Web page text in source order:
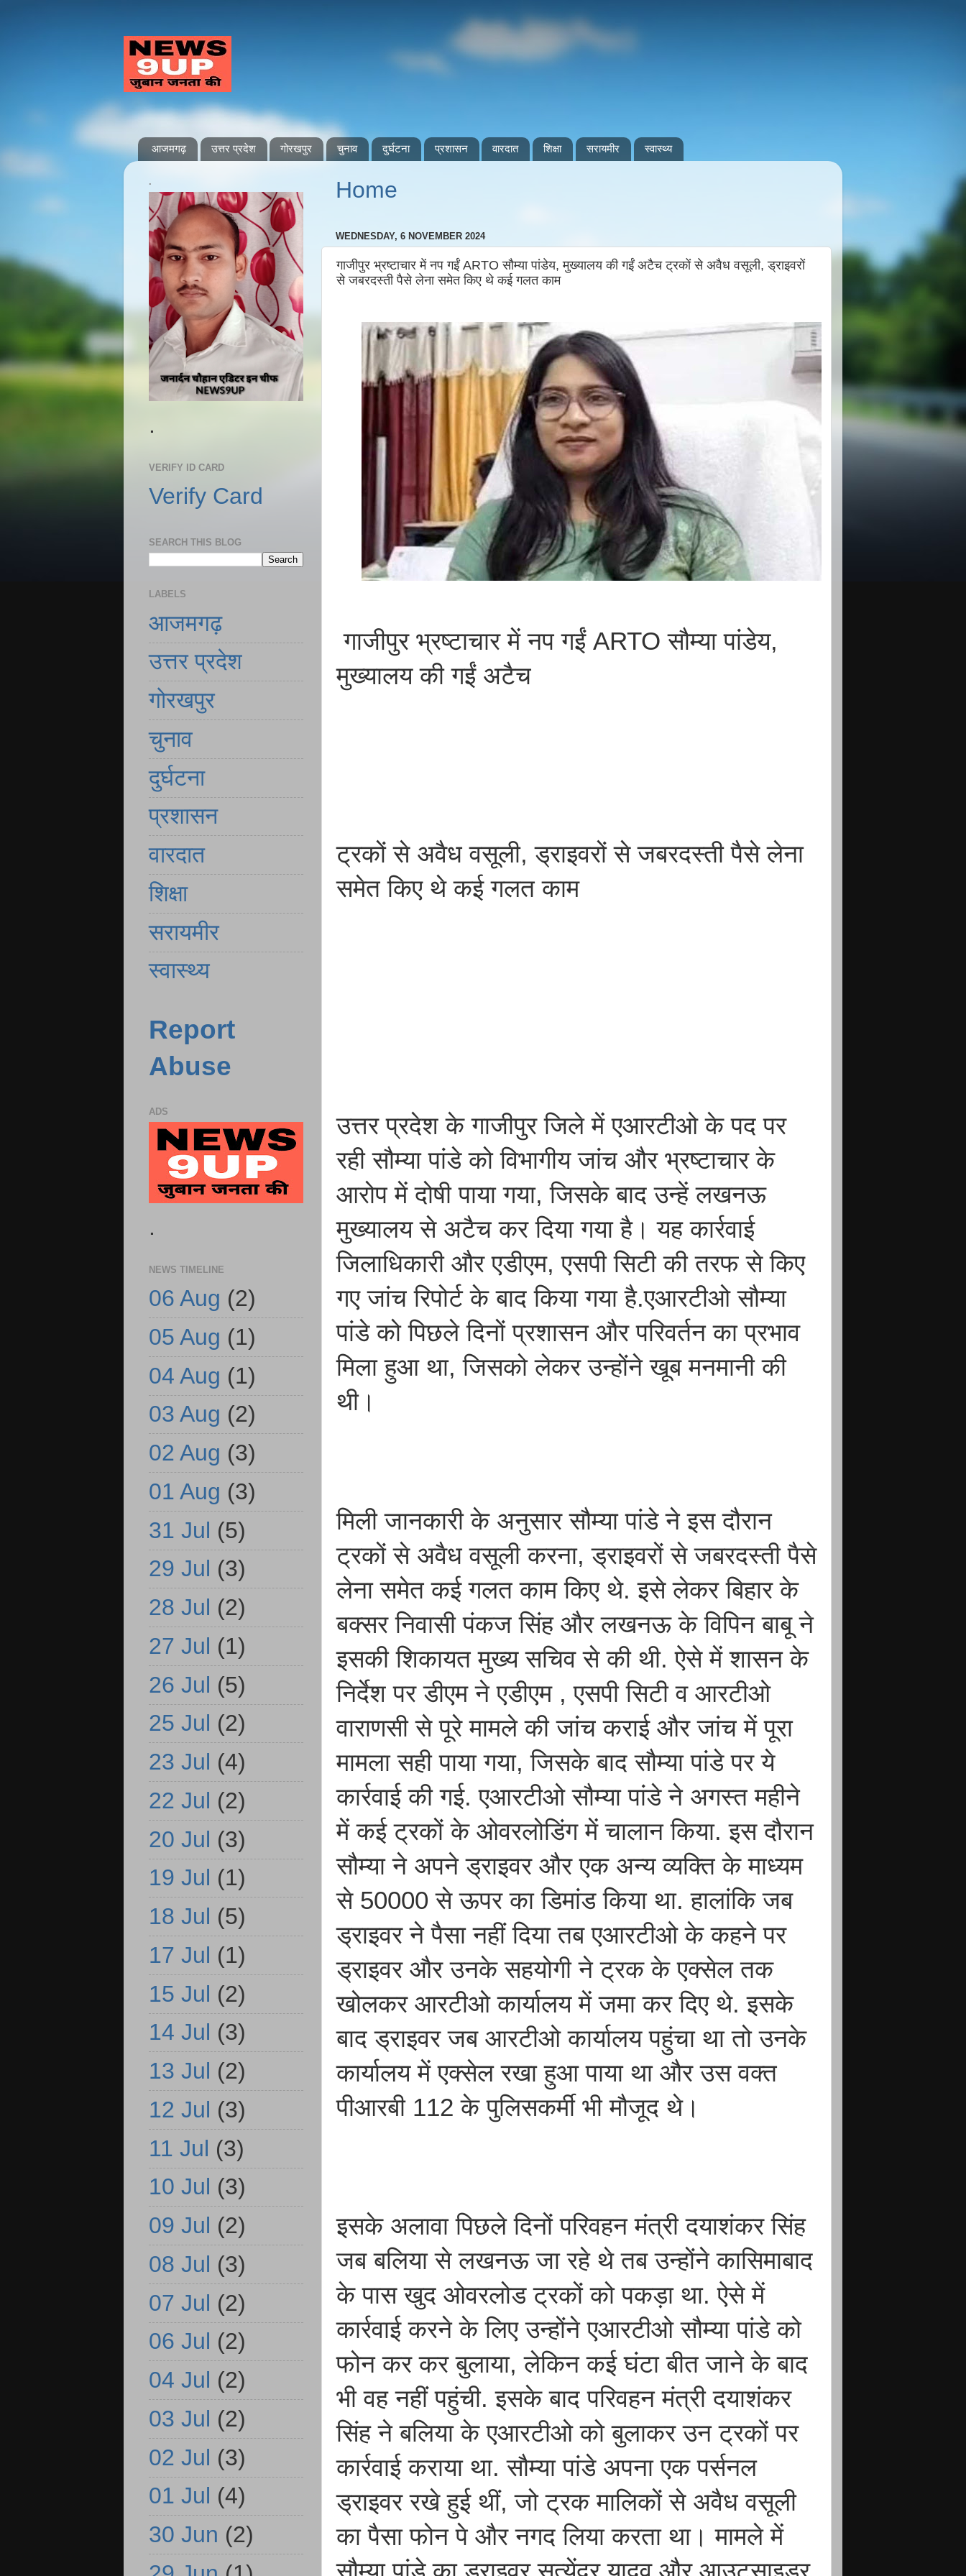
आजमगढ़ उत्तर प्रदेश गोरखपुर चुनाव दुर्घटना प्रशासन वारदात शिक्षा सरायमीर स्वास्थ्य
Home
WEDNESDAY, 6 NOVEMBER 2024
गाजीपुर भ्रष्टाचार में नप गईं ARTO सौम्या पांडेय, मुख्यालय की गईं अटैच ट्रकों से अवैध वसूली, ड्राइवरों
से जबरदस्ती पैसे लेना समेत किए थे कई गलत काम
गाजीपुर भ्रष्टाचार में नप गईं ARTO सौम्या पांडेय,
मुख्यालय की गईं अटैच
ट्रकों से अवैध वसूली, ड्राइवरों से जबरदस्ती पैसे लेना
समेत किए थे कई गलत काम
उत्तर प्रदेश के गाजीपुर जिले में एआरटीओ के पद पर
रही सौम्या पांडे को विभागीय जांच और भ्रष्टाचार के
आरोप में दोषी पाया गया, जिसके बाद उन्हें लखनऊ
मुख्यालय से अटैच कर दिया गया है। यह कार्रवाई
जिलाधिकारी और एडीएम, एसपी सिटी की तरफ से किए
गए जांच रिपोर्ट के बाद किया गया है.एआरटीओ सौम्या
पांडे को पिछले दिनों प्रशासन और परिवर्तन का प्रभाव
मिला हुआ था, जिसको लेकर उन्होंने खूब मनमानी की
थी।
मिली जानकारी के अनुसार सौम्या पांडे ने इस दौरान
ट्रकों से अवैध वसूली करना, ड्राइवरों से जबरदस्ती पैसे
लेना समेत कई गलत काम किए थे. इसे लेकर बिहार के
बक्सर निवासी पंकज सिंह और लखनऊ के विपिन बाबू ने
इसकी शिकायत मुख्य सचिव से की थी. ऐसे में शासन के
निर्देश पर डीएम ने एडीएम , एसपी सिटी व आरटीओ
वाराणसी से पूरे मामले की जांच कराई और जांच में पूरा
मामला सही पाया गया, जिसके बाद सौम्या पांडे पर ये
कार्रवाई की गई. एआरटीओ सौम्या पांडे ने अगस्त महीने
में कई ट्रकों के ओवरलोडिंग में चालान किया. इस दौरान
सौम्या ने अपने ड्राइवर और एक अन्य व्यक्ति के माध्यम
से 50000 से ऊपर का डिमांड किया था. हालांकि जब
ड्राइवर ने पैसा नहीं दिया तब एआरटीओ के कहने पर
ड्राइवर और उनके सहयोगी ने ट्रक के एक्सेल तक
खोलकर आरटीओ कार्यालय में जमा कर दिए थे. इसके
बाद ड्राइवर जब आरटीओ कार्यालय पहुंचा था तो उनके
कार्यालय में एक्सेल रखा हुआ पाया था और उस वक्त
पीआरबी 112 के पुलिसकर्मी भी मौजूद थे।
इसके अलावा पिछले दिनों परिवहन मंत्री दयाशंकर सिंह
जब बलिया से लखनऊ जा रहे थे तब उन्होंने कासिमाबाद
के पास खुद ओवरलोड ट्रकों को पकड़ा था. ऐसे में
कार्रवाई करने के लिए उन्होंने एआरटीओ सौम्या पांडे को
फोन कर कर बुलाया, लेकिन कई घंटा बीत जाने के बाद
भी वह नहीं पहुंची. इसके बाद परिवहन मंत्री दयाशंकर
सिंह ने बलिया के एआरटीओ को बुलाकर उन ट्रकों पर
कार्रवाई कराया था. सौम्या पांडे अपना एक पर्सनल
ड्राइवर रखे हुई थीं, जो ट्रक मालिकों से अवैध वसूली
का पैसा फोन पे और नगद लिया करता था। मामले में
.
.
VERIFY ID CARD
Verify Card
SEARCH THIS BLOG
LABELS
आजमगढ़
उत्तर प्रदेश
गोरखपुर
चुनाव
दुर्घटना
प्रशासन
वारदात
शिक्षा
सरायमीर
स्वास्थ्य
Report
Abuse
ADS
.
NEWS TIMELINE
06 Aug (2)
05 Aug (1)
04 Aug (1)
03 Aug (2)
02 Aug (3)
01 Aug (3)
31 Jul (5)
29 Jul (3)
28 Jul (2)
27 Jul (1)
26 Jul (5)
25 Jul (2)
23 Jul (4)
22 Jul (2)
20 Jul (3)
19 Jul (1)
18 Jul (5)
17 Jul (1)
15 Jul (2)
14 Jul (3)
13 Jul (2)
12 Jul (3)
11 Jul (3)
10 Jul (3)
09 Jul (2)
08 Jul (3)
07 Jul (2)
06 Jul (2)
04 Jul (2)
03 Jul (2)
02 Jul (3)
01 Jul (4)
30 Jun (2)